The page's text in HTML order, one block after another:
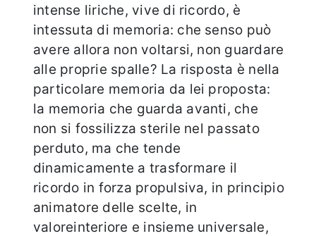
intense liriche, vive di ricordo, è
intessuta di memoria: che senso può
avere allora non voltarsi, non guardare
alle proprie spalle? La risposta è nella
particolare memoria da lei proposta:
la memoria che guarda avanti, che
non si fossilizza sterile nel passato
perduto, ma che tende
dinamicamente a trasformare il
ricordo in forza propulsiva, in principio
animatore delle scelte, in
valoreinteriore e insieme universale,